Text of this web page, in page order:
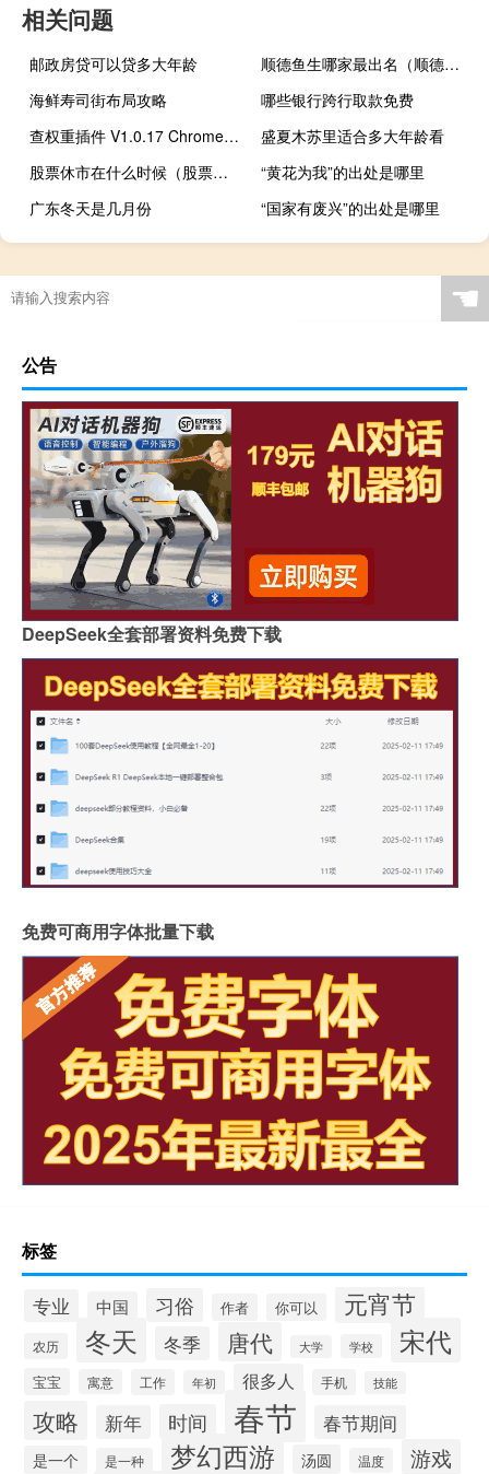
相关问题
邮政房贷可以贷多大年龄
顺德鱼生哪家最出名（顺德鱼生）
海鲜寿司街布局攻略
哪些银行跨行取款免费
查权重插件 V1.0.17 Chrome版（查权重插件 V1.0.17 Chrome版功能简介）
盛夏木苏里适合多大年龄看
股票休市在什么时候（股票休市时间是什么时候）
“黄花为我”的出处是哪里
广东冬天是几月份
“国家有废兴”的出处是哪里
☚
公告
DeepSeek全套部署资料免费下载
免费可商用字体批量下载
标签
专业 中国 习俗 作者 你可以 元宵节
农历 冬天 冬季 唐代 大学 学校 宋代
宝宝 寓意 工作 年初 很多人 手机 技能
攻略 新年 时间 春节 春节期间
是一个 是一种 梦幻西游 汤圆 温度 游戏